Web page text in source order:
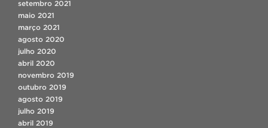
setembro 2021
maio 2021
março 2021
agosto 2020
julho 2020
abril 2020
novembro 2019
outubro 2019
agosto 2019
julho 2019
abril 2019